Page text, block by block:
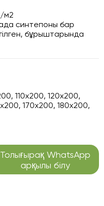
м2
синтепоны бар
бұрыштарында
110x200, 120x200,
170x200, 180x200,
Толығырақ WhatsApp
арқылы білу